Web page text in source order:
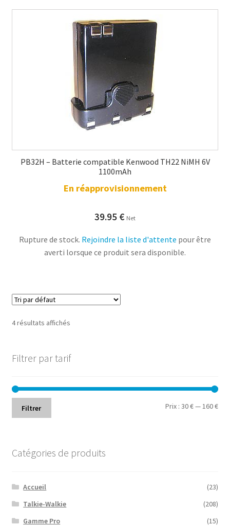
PB32H – Batterie compatible Kenwood TH22 NiMH 6V
1100mAh
En réapprovisionnement
39.95 € Net
Rupture de stock. Rejoindre la liste d'attente pour être
averti lorsque ce produit sera disponible.
4 résultats affichés
Filtrer par tarif
Prix
Prix
Filtrer Prix :30 €—160 €
Catégories de produits
Accueil
(23)
Talkie-Walkie
(208)
Gamme Pro
(15)